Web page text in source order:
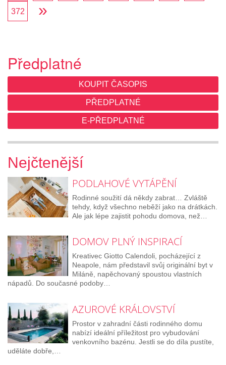
372 »
Předplatné
KOUPIT ČASOPIS
PŘEDPLATNÉ
E-PŘEDPLATNÉ
Nejčtenější
PODLAHOVÉ VYTÁPĚNÍ
Rodinné soužití dá někdy zabrat… Zvláště
tehdy, když všechno neběží jako na drátkách.
Ale jak lépe zajistit pohodu domova, než…
DOMOV PLNÝ INSPIRACÍ
Kreativec Giotto Calendoli, pocházející z
Neapole, nám představil svůj originální byt v
Miláně, napěchovaný spoustou vlastních
nápadů. Do současné podoby…
AZUROVÉ KRÁLOVSTVÍ
Prostor v zahradní části rodinného domu
nabízí ideální příležitost pro vybudování
venkovního bazénu. Jestli se do díla pustíte,
uděláte dobře,…